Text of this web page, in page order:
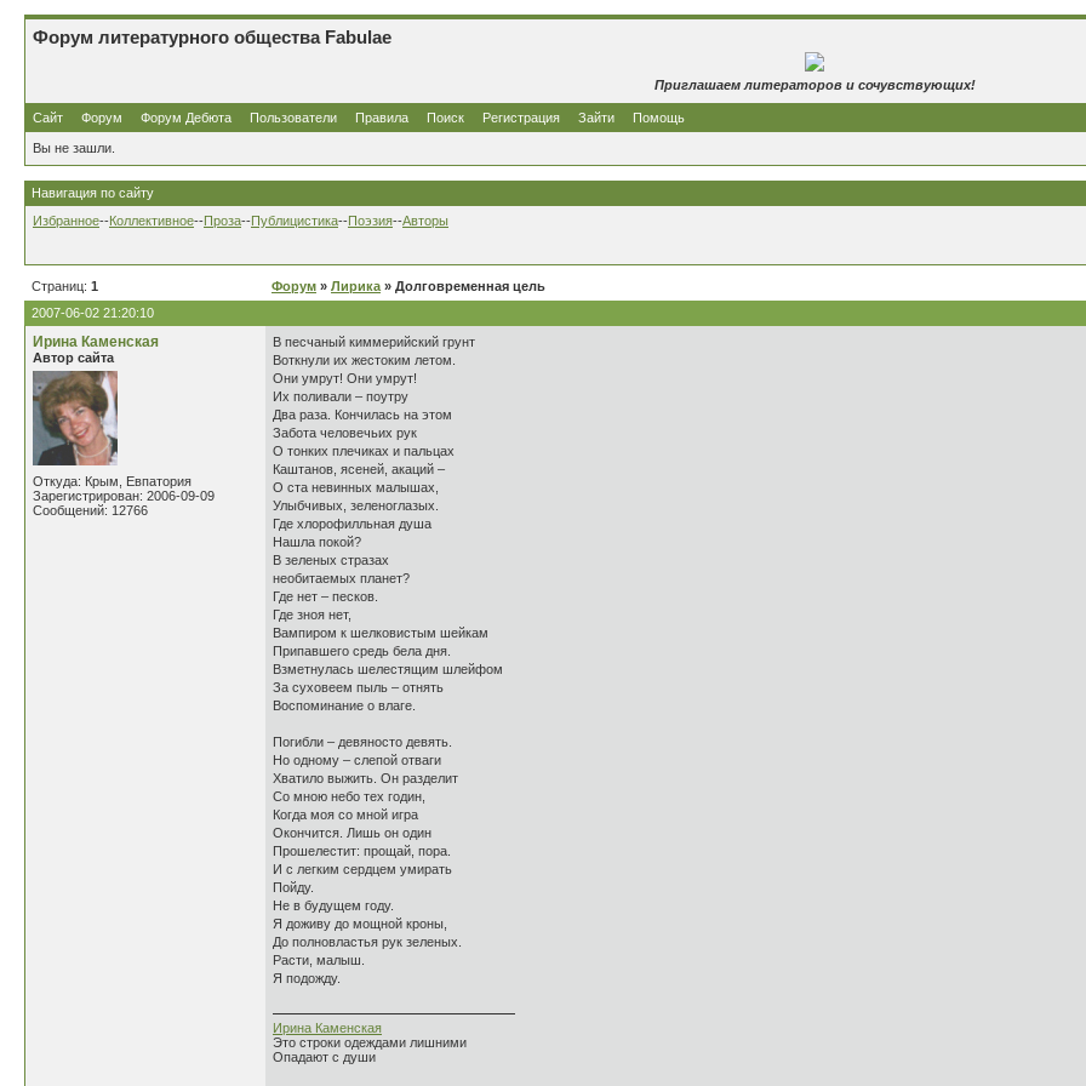
Форум литературного общества Fabulae
Приглашаем литераторов и сочувствующих!
Сайт Форум Форум Дебюта Пользователи Правила Поиск Регистрация Зайти Помощь
Вы не зашли.
Навигация по сайту
Избранное--Коллективное--Проза--Публицистика--Поэзия--Авторы
Страниц: 1 Форум » Лирика » Долговременная цель
2007-06-02 21:20:10
Ирина Каменская
Автор сайта
Откуда: Крым, Евпатория
Зарегистрирован: 2006-09-09
Сообщений: 12766
В песчаный киммерийский грунт
Воткнули их жестоким летом.
Они умрут! Они умрут!
Их поливали – поутру
Два раза. Кончилась на этом
Забота человечьих рук
О тонких плечиках и пальцах
Каштанов, ясеней, акаций –
О ста невинных малышах,
Улыбчивых, зеленоглазых.
Где хлорофилльная душа
Нашла покой?
В зеленых стразах
необитаемых планет?
Где нет – песков.
Где зноя нет,
Вампиром к шелковистым шейкам
Припавшего средь бела дня.
Взметнулась шелестящим шлейфом
За суховеем пыль – отнять
Воспоминание о влаге.
Погибли – девяносто девять.
Но одному – слепой отваги
Хватило выжить. Он разделит
Со мною небо тех годин,
Когда моя со мной игра
Окончится. Лишь он один
Прошелестит: прощай, пора.
И с легким сердцем умирать
Пойду.
Не в будущем году.
Я доживу до мощной кроны,
До полновластья рук зеленых.
Расти, малыш.
Я подожду.
Ирина Каменская
Это строки одеждами лишними
Опадают с души